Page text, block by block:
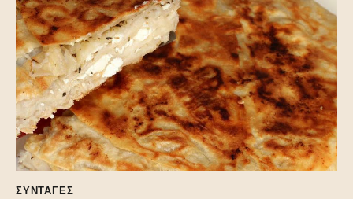
ΣΥΝΤΑΓΕΣ